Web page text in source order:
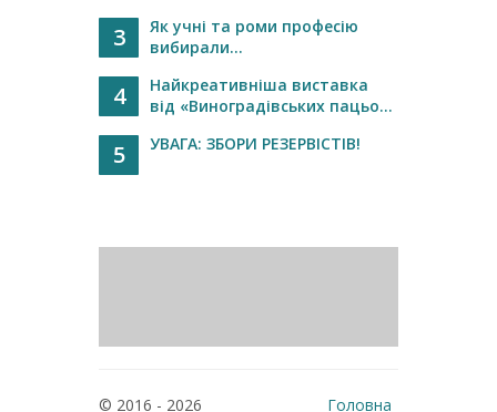
3
Як учні та роми професію
вибирали...
4
Найкреативніша виставка
від «Виноградівських пацьо...
5 УВАГА: ЗБОРИ РЕЗЕРВІСТІВ!
© 2016 - 2026 Головна